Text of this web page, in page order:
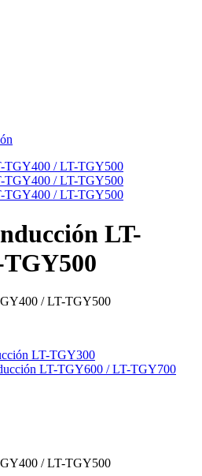
LT-
/ LT-TGY500
LT-TGY300
LT-TGY600 / LT-TGY700
/ LT-TGY500